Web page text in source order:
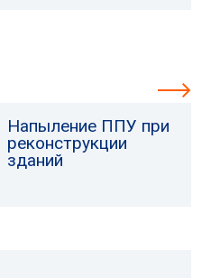
Напыление ППУ при
реконструкции
зданий